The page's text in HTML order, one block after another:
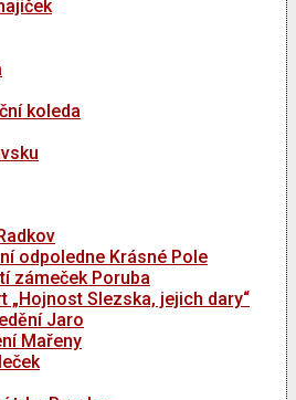
koleda
odpoledne Krásné Pole
zámeček Poruba
„Hojnost Slezska, jejich dary“
Jaro
Mařeny